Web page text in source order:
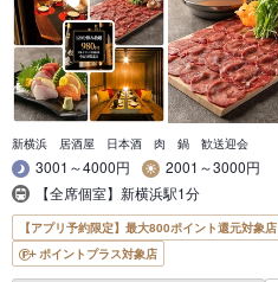
新横浜 居酒屋 日本酒 肉 鍋 歓送迎会
3001～4000円
2001～3000円
【全席個室】新横浜駅1分
【アプリ予約限定】最大800ポイント還元対象店
ポイントプラス対象店